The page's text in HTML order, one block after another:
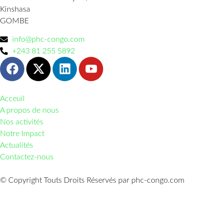
Kinshasa
GOMBE
info@phc-congo.com
+243 81 255 5892
Acceuil
A propos de nous
Nos activités
Notre Impact
Actualités
Contactez-nous
© Copyright Touts Droits Réservés par phc-congo.com